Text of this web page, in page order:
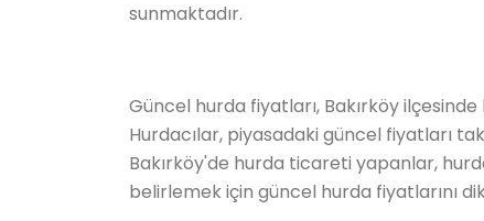
sunmaktadır.
Güncel hurda fiyatları, Bakırköy
Hurdacılar, piyasadaki güncel fiyatları
Bakırköy'de hurda ticareti yapanlar,
belirlemek için güncel hurda fiyatlarını